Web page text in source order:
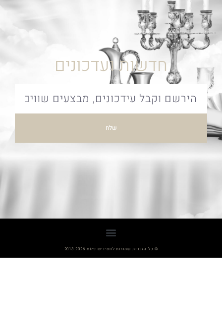
חדשות ועדכונים
שלח
© כל הזכויות שמורות לחסידיש פלוס 2013-2026